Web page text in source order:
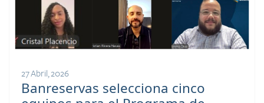
27 Abril, 2026
Banreservas selecciona cinco